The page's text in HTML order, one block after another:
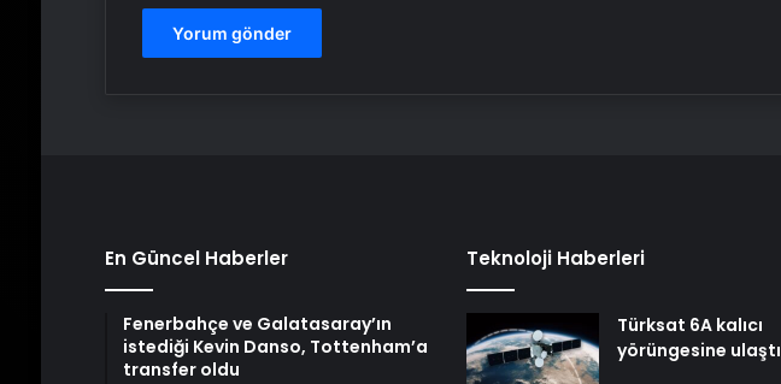
En Güncel Haberler
Fenerbahçe ve Galatasaray’ın
istediği Kevin Danso, Tottenham’a
transfer oldu
Teknoloji Haberleri
Türksat 6A kalıcı
yörüngesine ulaştı